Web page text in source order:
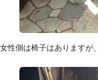
女性側は椅子はありますが